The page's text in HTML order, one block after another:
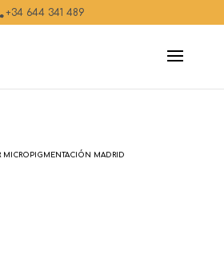
+34 644 341 489
MICROPIGMENTACIÓN MADRID